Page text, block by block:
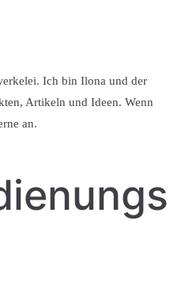
Ich bin Ilona und der
Artikeln und Ideen. Wenn
an.